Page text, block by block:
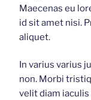
Maecenas eu
id sit amet nisi.
aliquet.
In varius varius
non. Morbi
velit diam